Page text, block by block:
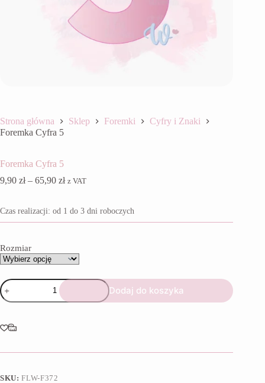
Strona główna Sklep Foremki
Cyfry i Znaki
Foremka Cyfra 5
Foremka Cyfra 5
9,90 zł – 65,90 złZakres
9,90 zł
do
z VAT
Czas realizacji: od 1 do 3 dni roboczych
Rozmiar
ilość
Foremka
Cyfra
Dodaj do koszyka
SKU:FLW-F372